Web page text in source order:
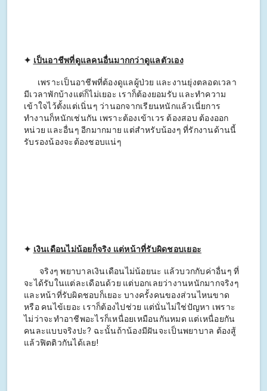
✦ เป็นอาชีพที่ดูแลคนอื่นมากกว่าดูแลตัวเอง
เพราะเป็นอาชีพที่ต้องดูแลผู้ป่วย และงานยุ่งตลอดเวลา
มีเวลาพักบ้างแต่ก็ไม่เยอะ เราก็ต้องยอมรับ และทำความ
เข้าใจไว้ตั้งแต่เนิ่นๆ ว่านอกจากเรียนหนักแล้วเนี่ยการ
ทำงานก็หนักเช่นกัน เพราะต้องเข้าเวร ต้องสอบ ต้องออก
หน่วย และอื่นๆ อีกมากมาย แต่สำหรับน้องๆ ที่รักงานด้านนี้
รับรองน้องจะต้องชอบแน่ๆ
✦ เงินเดือนไม่น้อยก็จริง แต่หน้าที่รับผิดชอบเยอะ
จริงๆ พยาบาลเงินเดือนไม่น้อยนะ แล้วบวกกับค่าอื่นๆ ที่
จะได้รับในแต่ละเดือนด้วย แต่บอกเลยว่างานหนักมากจริงๆ
และหน้าที่รับผิดชอบก็เยอะ บางครั้งคนของส่วนไหนขาด
หรือ คนไข้เยอะ เราก็ต้องไปช่วย แต่นั่นไม่ใช่ปัญหา เพราะ
ไม่ว่าจะทำอาชีพอะไรก็เหนื่อยเหมือนกันหมด แต่เหนื่อยกัน
คนละแบบจริงปะ? ฉะนั้นถ้าน้องมีฝันจะเป็นพยาบาล ต้องสู้
แล้วฟิตติวกันได้เลย!